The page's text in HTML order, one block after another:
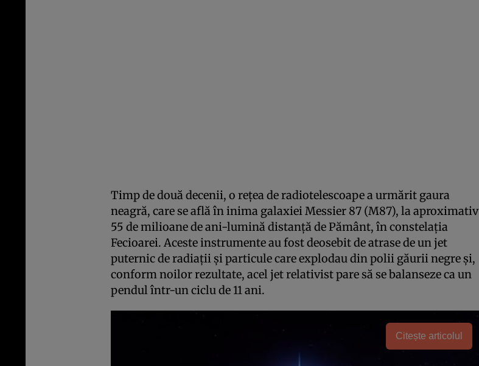
Timp de două decenii, o rețea de radiotelescoape a urmărit gaura
neagră, care se află în inima galaxiei Messier 87 (M87), la aproximativ
55 de milioane de ani-lumină distanță de Pământ, în constelația
Fecioarei. Aceste instrumente au fost deosebit de atrase de un jet
puternic de radiații și particule care explodau din polii găurii negre și,
conform noilor rezultate, acel jet relativist pare să se balanseze ca un
pendul într-un ciclu de 11 ani.
Citește articolul